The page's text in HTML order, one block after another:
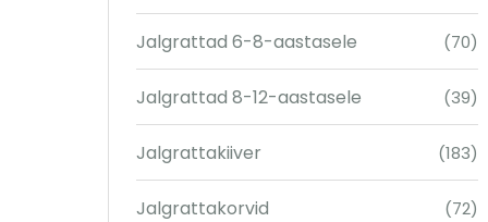
Jalgrattad 6-8-aastasele (70)
Jalgrattad 8-12-aastasele (39)
Jalgrattakiiver (183)
Jalgrattakorvid (72)